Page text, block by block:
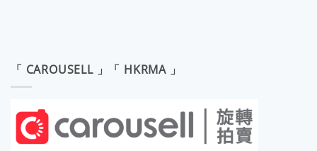
「 CAROUSELL 」「 HKRMA 」